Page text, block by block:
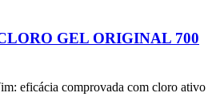
GEL ORIGINAL 700
eficácia comprovada com cloro ativo